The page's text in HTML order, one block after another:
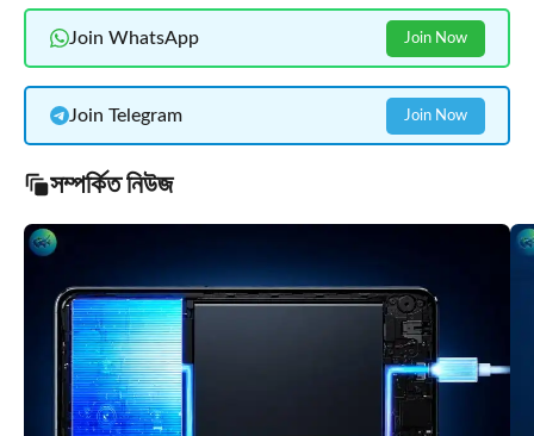
Join WhatsApp Join Now
Join Telegram Join Now
সম্পর্কিত নিউজ